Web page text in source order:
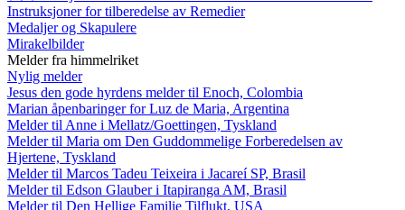
Instruksjoner for tilberedelse av Remedier
Medaljer og Skapulere
Mirakelbilder
Melder fra himmelriket
Nylig melder
Jesus den gode hyrdens melder til Enoch, Colombia
Marian åpenbaringer for Luz de Maria, Argentina
Melder til Anne i Mellatz/Goettingen, Tyskland
Melder til Maria om Den Guddommelige Forberedelsen av
Hjertene, Tyskland
Melder til Marcos Tadeu Teixeira i Jacareí SP, Brasil
Melder til Edson Glauber i Itapiranga AM, Brasil
Melder til Den Hellige Familie Tilflukt, USA